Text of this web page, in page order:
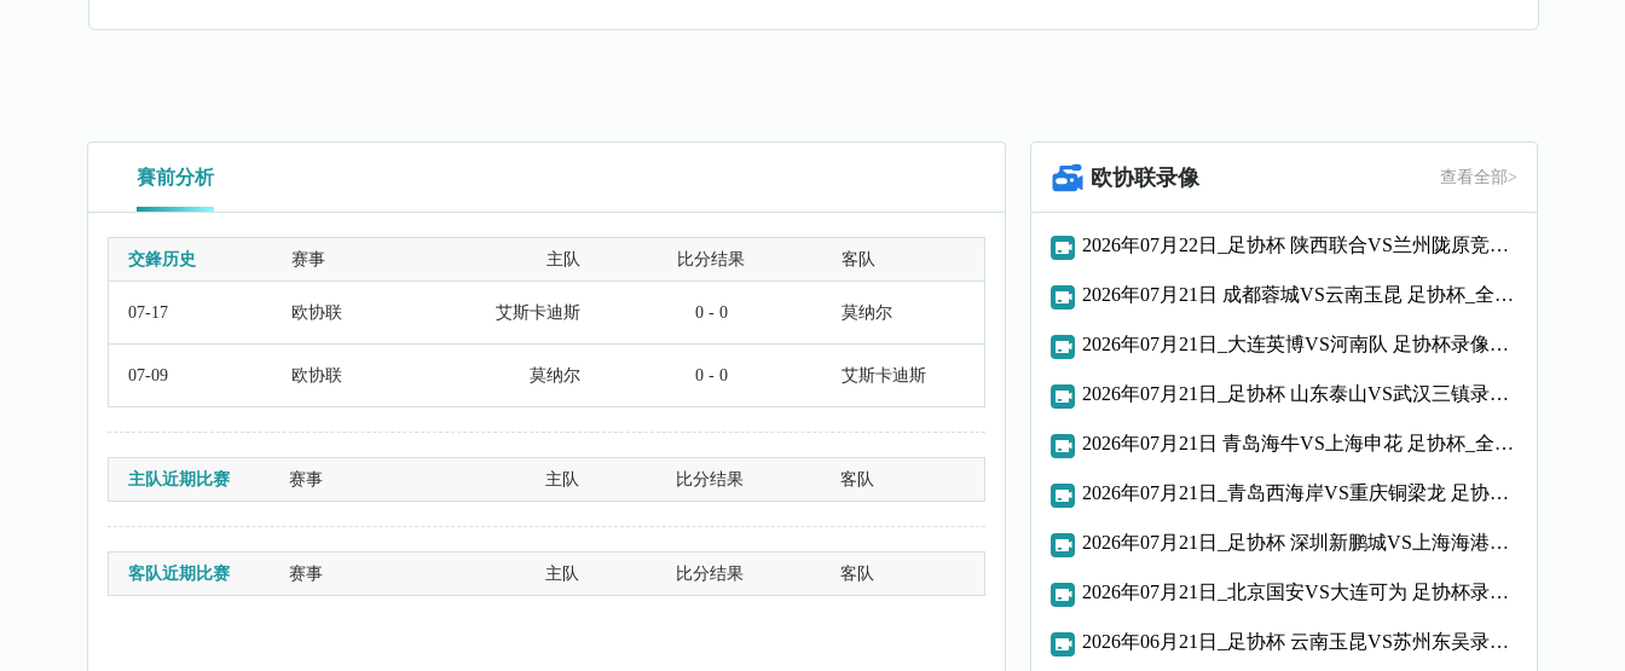
賽前分析
交鋒历史 赛事 主队 比分结果 客队
07-17 欧协联 艾斯卡迪斯 0 - 0 莫纳尔
07-09 欧协联 莫纳尔 0 - 0 艾斯卡迪斯
主队近期比赛 赛事 主队 比分结果 客队
客队近期比赛 赛事 主队 比分结果 客队
欧协联录像 查看全部>
2026年07月22日_足协杯 陕西联合VS兰州陇原竞技录像_全场录像【全场回放】
2026年07月21日 成都蓉城VS云南玉昆 足协杯_全场录像【视频集锦】
2026年07月21日_大连英博VS河南队 足协杯录像_全场录像【高清回放】
2026年07月21日_足协杯 山东泰山VS武汉三镇录像_全场录像【视频集锦】
2026年07月21日 青岛海牛VS上海申花 足协杯_全场录像【视频集锦】
2026年07月21日_青岛西海岸VS重庆铜梁龙 足协杯录像_全场录像【视频集锦】
2026年07月21日_足协杯 深圳新鹏城VS上海海港录像_全场录像【高清回放】
2026年07月21日_北京国安VS大连可为 足协杯录像_高清录像【全场回放】
2026年06月21日_足协杯 云南玉昆VS苏州东吴录像_高清录像【全场回放】